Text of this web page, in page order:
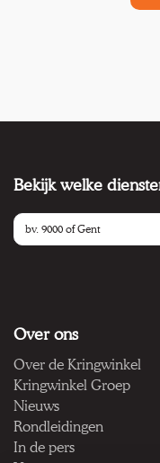
Bekijk welke
Over ons
Over de Kringwinkel
Kringwinkel Groep
Nieuws
Rondleidingen
In de pers